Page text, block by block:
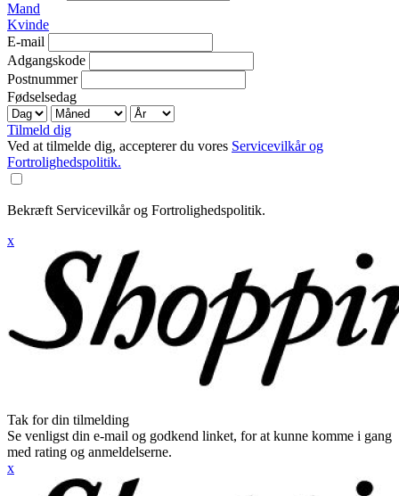
Mand
Kvinde
E-mail
Adgangskode
Postnummer
Fødselsedag
Tilmeld dig
Ved at tilmelde dig, accepterer du vores Servicevilkår og
Fortrolighedspolitik.
Bekræft Servicevilkår og Fortrolighedspolitik.
x
Tak for din tilmelding
Se venligst din e-mail og godkend linket, for at kunne komme i gang
med rating og anmeldelserne.
x